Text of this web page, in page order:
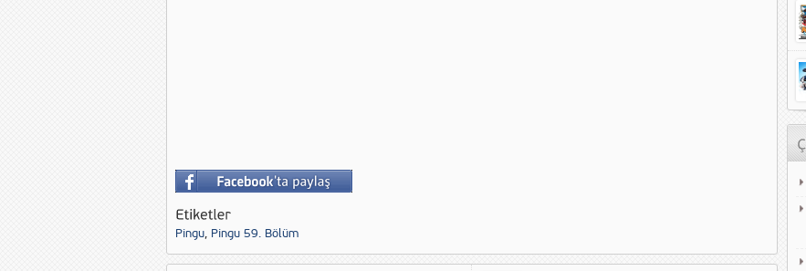
Pingu, Pingu 59. Bölüm